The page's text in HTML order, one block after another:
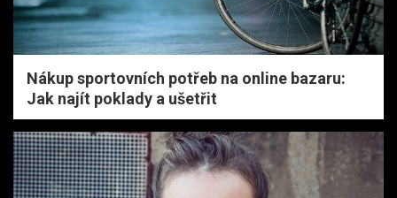
Nákup sportovních potřeb na online bazaru:
Jak najít poklady a ušetřit